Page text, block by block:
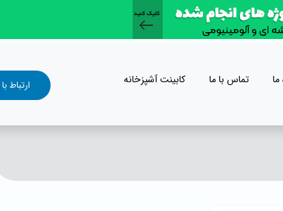
ما تماس با ما کابینت آشپزخانه ارتباط